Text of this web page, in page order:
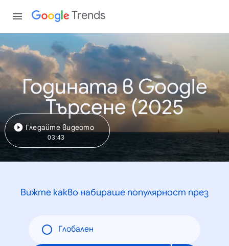
Trends
Годината в Google
Търсене (2025
Гледайте видеото
03:43
Вижте какво набираше популярност през
Глобален